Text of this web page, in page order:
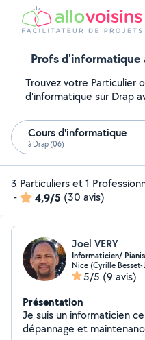
Profs
Trouvez votre Particulier
d'informatique sur Drap
Cours d'informatique
à Drap (06)
3 Particuliers et 1
-
4,9/5 (30 avis)
Joel VERY
Informaticien/
Nice (Cyrille Besset-
5/5 (9 avis)
Présentation
Je suis un informaticien
dépannage et